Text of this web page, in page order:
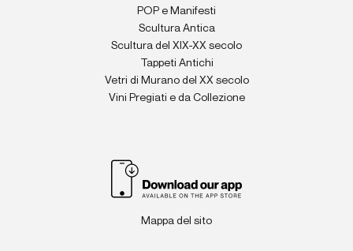
POP e Manifesti
Scultura Antica
Scultura del XIX-XX secolo
Tappeti Antichi
Vetri di Murano del XX secolo
Vini Pregiati e da Collezione
Mappa del sito